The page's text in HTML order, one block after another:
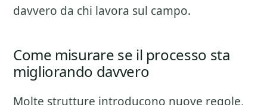
davvero da chi lavora sul campo.
Come misurare se il processo sta
migliorando davvero
Molte strutture introducono nuove regole,